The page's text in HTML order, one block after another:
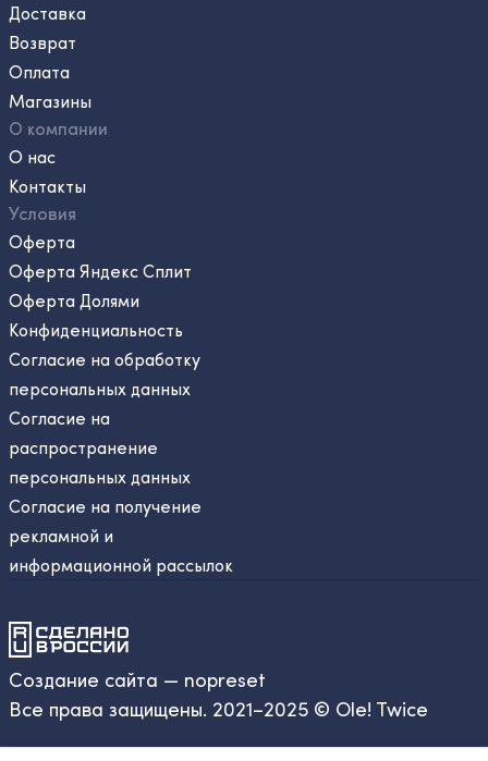
Доставка
Возврат
Оплата
Магазины
О компании
О нас
Контакты
Условия
Оферта
Оферта Яндекс Сплит
Оферта Долями
Конфиденциальность
Согласие на обработку
персональных данных
Согласие на
распространение
персональных данных
Согласие на получение
рекламной и
информационной рассылок
Создание сайта — nopreset
Все права защищены. 2021–2025 © Ole! Twice